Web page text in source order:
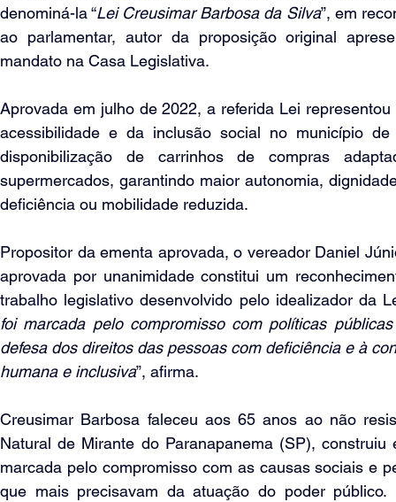
denominá-la “Lei Creusimar Barbosa da Silva”, em
ao parlamentar, autor da proposição original
mandato na Casa Legislativa.
Aprovada em julho de 2022, a referida Lei
acessibilidade e da inclusão social no município
disponibilização de carrinhos de compras
supermercados, garantindo maior autonomia,
deficiência ou mobilidade reduzida.
Propositor da ementa aprovada, o vereador Daniel
aprovada por unanimidade constitui um
trabalho legislativo desenvolvido pelo idealizador da
foi marcada pelo compromisso com políticas
defesa dos direitos das pessoas com deficiência e à
humana e inclusiva”, afirma.
Creusimar Barbosa faleceu aos 65 anos ao não
Natural de Mirante do Paranapanema (SP),
marcada pelo compromisso com as causas sociais e
que mais precisavam da atuação do poder